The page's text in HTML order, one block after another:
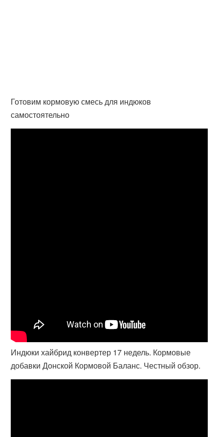
Готовим кормовую смесь для индюков
самостоятельно
Индюки хайбрид конвертер 17 недель. Кормовые
добавки Донской Кормовой Баланс. Честный обзор.